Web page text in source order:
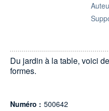
Du jardin à la table, voici
formes.
Numéro : 500642